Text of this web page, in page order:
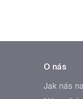
O nás
Jak nás